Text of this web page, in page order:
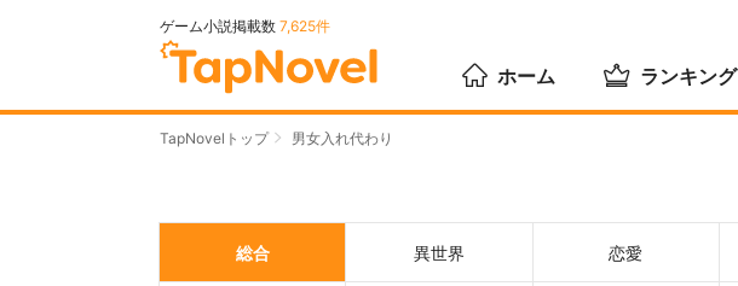
ゲーム小説掲載数 7,625件
ホーム ランキング
TapNovelトップ 男女入れ代わり
総合 異世界 恋愛